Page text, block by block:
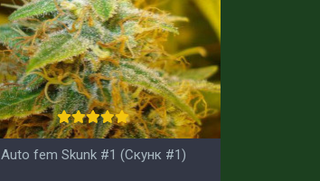
Auto fem Skunk #1 (Скунк #1)